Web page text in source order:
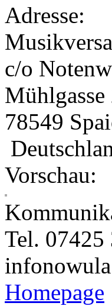
Adresse:
c/o
Mühlgasse
78549
Vorschau:
Tel. 07425
info
Homepage